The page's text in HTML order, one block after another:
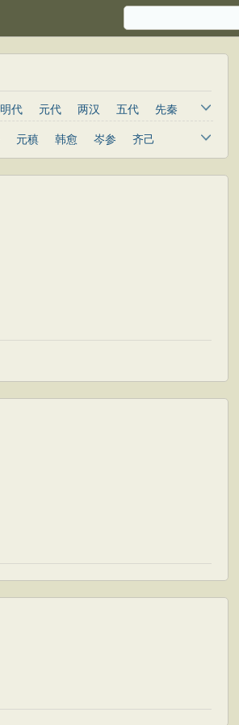
明代 元代 两汉 五代
先秦
元稹 韩愈 岑参 齐己